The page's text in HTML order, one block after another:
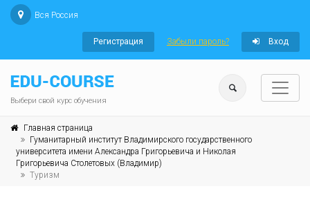
Вся Россия
Регистрация Забыли пароль? Вход
Выбери свой курс обучения
Главная страница
Гуманитарный институт Владимирского государственного
университета имени Александра Григорьевича и Николая
Григорьевича Столетовых (Владимир)
Туризм